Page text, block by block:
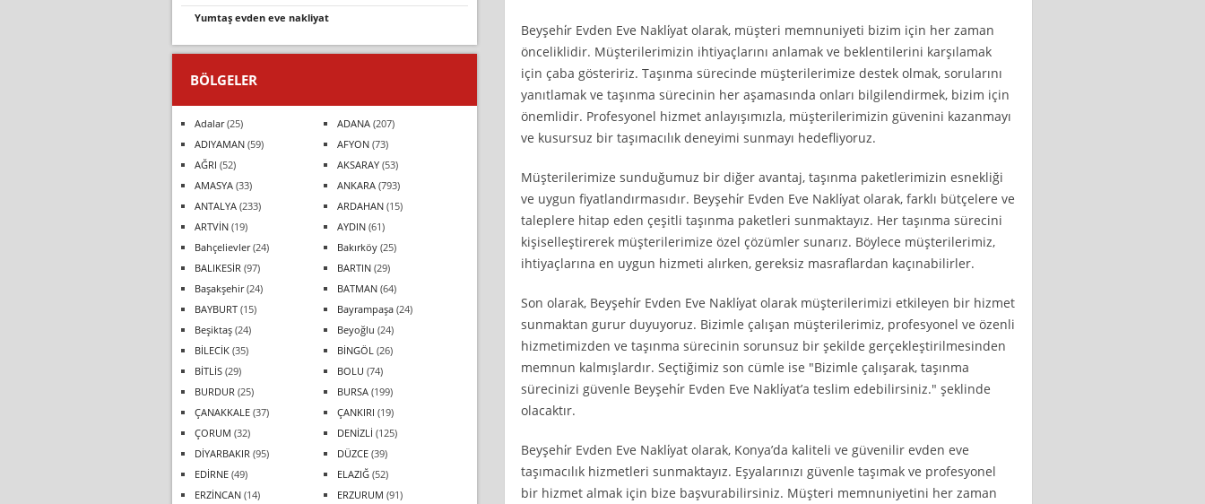
Beyşehi̇r Evden Eve Nakli̇yat olarak, müşteri memnuniyeti bizim için her zaman
önceliklidir. Müşterilerimizin ihtiyaçlarını anlamak ve beklentilerini karşılamak
için çaba gösteririz. Taşınma sürecinde müşterilerimize destek olmak, sorularını
yanıtlamak ve taşınma sürecinin her aşamasında onları bilgilendirmek, bizim için
önemlidir. Profesyonel hizmet anlayışımızla, müşterilerimizin güvenini kazanmayı
ve kusursuz bir taşımacılık deneyimi sunmayı hedefliyoruz.
Müşterilerimize sunduğumuz bir diğer avantaj, taşınma paketlerimizin esnekliği
ve uygun fiyatlandırmasıdır. Beyşehi̇r Evden Eve Nakli̇yat olarak, farklı bütçelere ve
taleplere hitap eden çeşitli taşınma paketleri sunmaktayız. Her taşınma sürecini
kişiselleştirerek müşterilerimize özel çözümler sunarız. Böylece müşterilerimiz,
ihtiyaçlarına en uygun hizmeti alırken, gereksiz masraflardan kaçınabilirler.
Son olarak, Beyşehi̇r Evden Eve Nakli̇yat olarak müşterilerimizi etkileyen bir hizmet
sunmaktan gurur duyuyoruz. Bizimle çalışan müşterilerimiz, profesyonel ve özenli
hizmetimizden ve taşınma sürecinin sorunsuz bir şekilde gerçekleştirilmesinden
memnun kalmışlardır. Seçtiğimiz son cümle ise "Bizimle çalışarak, taşınma
sürecinizi güvenle Beyşehi̇r Evden Eve Nakli̇yat’a teslim edebilirsiniz." şeklinde
olacaktır.
Beyşehi̇r Evden Eve Nakli̇yat olarak, Konya’da kaliteli ve güvenilir evden eve
taşımacılık hizmetleri sunmaktayız. Eşyalarınızı güvenle taşımak ve profesyonel
bir hizmet almak için bize başvurabilirsiniz. Müşteri memnuniyetini her zaman
yumtaş evden eve nakli̇yat
BÖLGELER
Adalar(25) ADANA (207)
ADIYAMAN (59) AFYON (73)
AĞRI (52) AKSARAY (53)
AMASYA (33) ANKARA (793)
ANTALYA (233) ARDAHAN (15)
ARTVİN (19) AYDIN (61)
Bahçelievler(24) Bakırköy (25)
BALIKESİR (97) BARTIN (29)
Başakşehir(24) BATMAN (64)
BAYBURT (15) Bayrampaşa (24)
Beşiktaş (24) Beyoğlu (24)
BİLECİK (35) BİNGÖL (26)
BİTLİS (29) BOLU (74)
BURDUR (25) BURSA (199)
ÇANAKKALE (37) ÇANKIRI (19)
ÇORUM (32) DENİZLİ (125)
DİYARBAKIR (95) DÜZCE (39)
EDİRNE (49) ELAZIĞ (52)
ERZİNCAN (14) ERZURUM (91)